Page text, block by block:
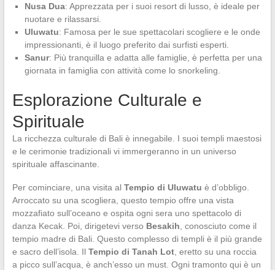
Nusa Dua: Apprezzata per i suoi resort di lusso, è ideale per
nuotare e rilassarsi.
Uluwatu: Famosa per le sue spettacolari scogliere e le onde
impressionanti, è il luogo preferito dai surfisti esperti.
Sanur: Più tranquilla e adatta alle famiglie, è perfetta per una
giornata in famiglia con attività come lo snorkeling.
Esplorazione Culturale e
Spirituale
La ricchezza culturale di Bali è innegabile. I suoi templi maestosi
e le cerimonie tradizionali vi immergeranno in un universo
spirituale affascinante.
Per cominciare, una visita al Tempio di Uluwatu è d’obbligo.
Arroccato su una scogliera, questo tempio offre una vista
mozzafiato sull’oceano e ospita ogni sera uno spettacolo di
danza Kecak. Poi, dirigetevi verso Besakih , conosciuto come il
tempio madre di Bali. Questo complesso di templi è il più grande
e sacro dell’isola. Il Tempio di Tanah Lot, eretto su una roccia
a picco sull’acqua, è anch’esso un must. Ogni tramonto qui è un